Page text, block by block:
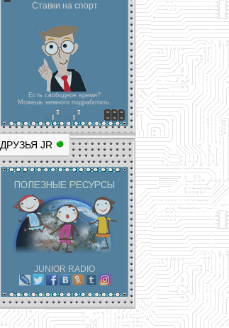
Ставки на спорт
Есть свободное время?
Можешь немного подработать.
ДРУЗЬЯ JR
JUNIOR RADIO